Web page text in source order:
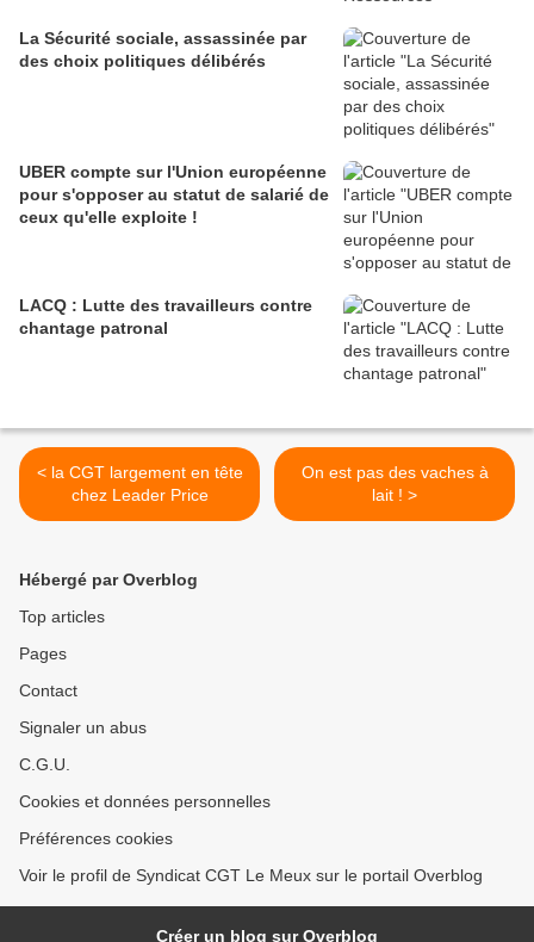
La Sécurité sociale, assassinée par
des choix politiques délibérés
UBER compte sur l'Union européenne
pour s'opposer au statut de salarié de
ceux qu'elle exploite !
LACQ : Lutte des travailleurs contre
chantage patronal
< la CGT largement en tête
chez Leader Price
On est pas des vaches à
lait ! >
Hébergé par Overblog
Top articles
Pages
Contact
Signaler un abus
C.G.U.
Cookies et données personnelles
Préférences cookies
Voir le profil de Syndicat CGT Le Meux sur le portail Overblog
Créer un blog sur Overblog